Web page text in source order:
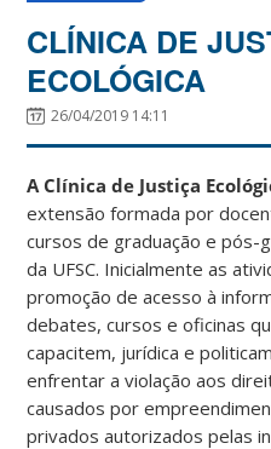
CLÍNICA DE
ECOLÓGICA
26/04/2019 14:11
A Clínica de Justiça
extensão formada por
cursos de graduação e pós-
da UFSC. Inicialmente as
promoção de acesso à
debates, cursos e oficinas
capacitem, jurídica e
enfrentar a violação aos
causados por
privados autorizados pelas